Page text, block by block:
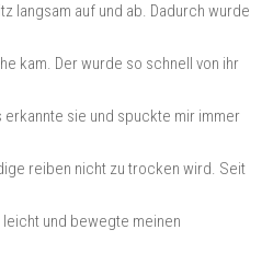
langsam auf und ab. Dadurch wurde
kam. Der wurde so schnell von ihr
erkannte sie und spuckte mir immer
reiben nicht zu trocken wird. Seit
und bewegte meinen